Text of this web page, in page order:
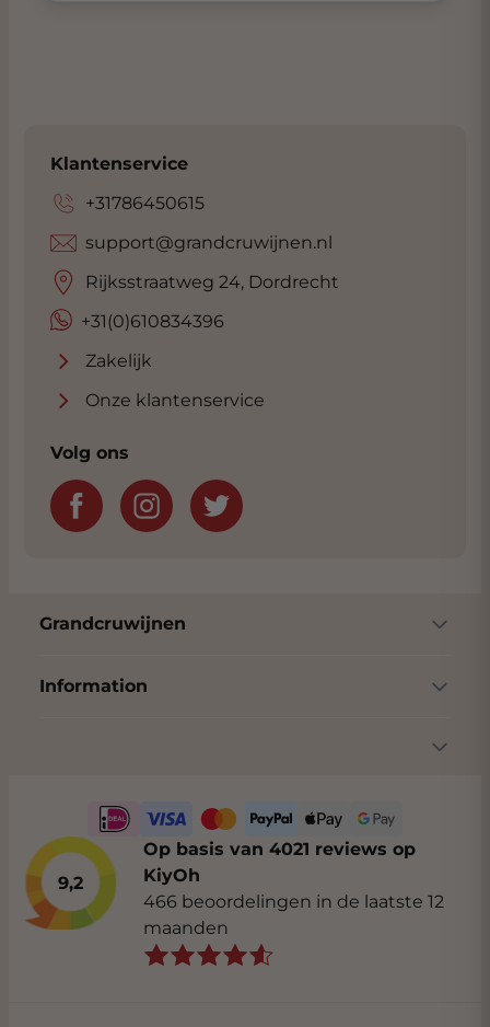
Klantenservice
+31786450615
+31(0)610834396
support@grandcruwijnen.nl
Rijksstraatweg 24, Dordrecht
Zakelijk
Onze klantenservice
Volg ons
Grandcruwijnen
Information
9,2
Op basis van 4021 reviews op
KiyOh
466 beoordelingen in de laatste 12
maanden